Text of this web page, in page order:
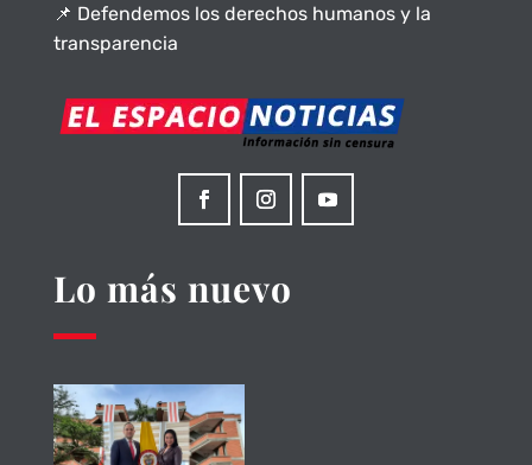
📌 Defendemos los derechos humanos y la
transparencia
Lo más nuevo